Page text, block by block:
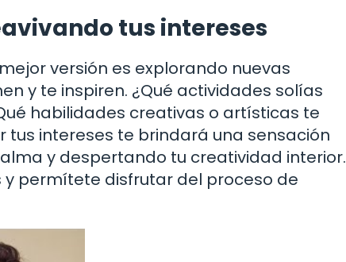
tus intereses
versión es explorando nuevas
y te inspiren. ¿Qué actividades solías
habilidades creativas o artísticas te
intereses te brindará una sensación
y despertando tu creatividad interior.
y permítete disfrutar del proceso de